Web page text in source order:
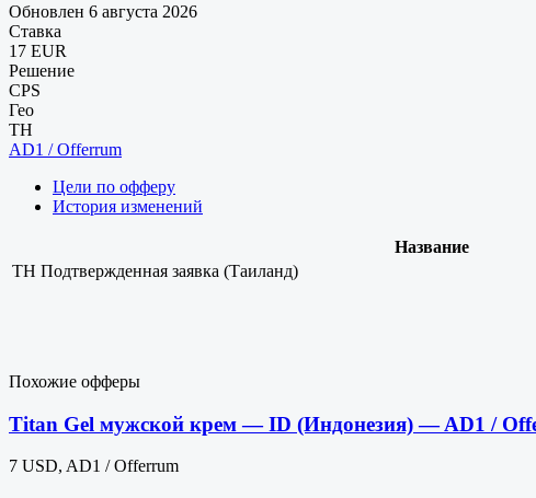
Обновлен 6 августа 2026
Ставка
17 EUR
Решение
CPS
Гео
TH
AD1 / Offerrum
Цели по офферу
История изменений
Название
TH Подтвержденная заявка (Таиланд)
Похожие офферы
Titan Gel мужской крем — ID (Индонезия) — AD1 /
7 USD, AD1 / Offerrum